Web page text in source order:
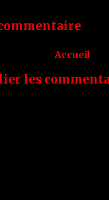
Accueil
les